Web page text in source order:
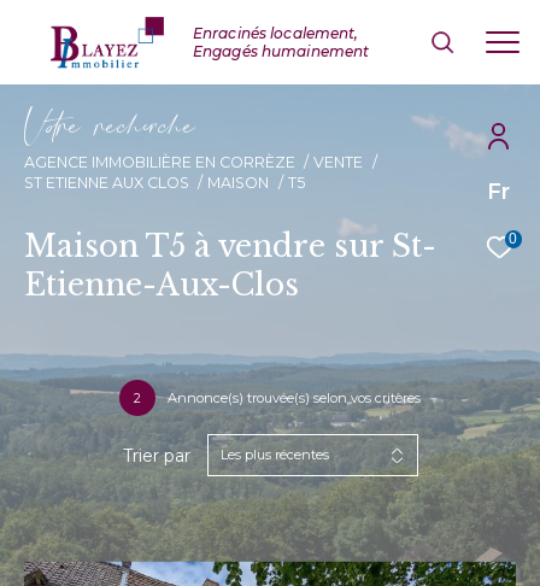
Fr
0
Vore recece
AGENCE IMMOBILIÈRE EN CORRÈZE
VENTE
ST ETIENNE AUX CLOS
MAISON T5
Maison T5 à vendre sur St-
Etienne-Aux-Clos
2 Annonce(s) trouvée(s) selon vos critères
Trier par Les plus récentes